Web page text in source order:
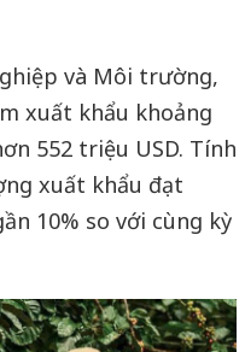
và Môi trường,
xuất khẩu khoảng
552 triệu USD. Tính
xuất khẩu đạt
10% so với cùng kỳ